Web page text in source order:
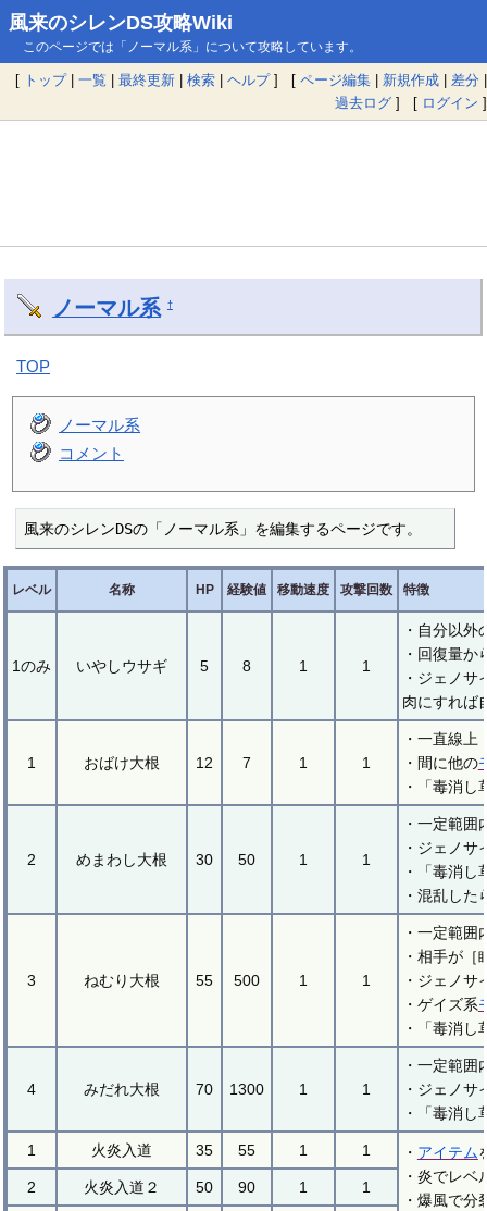
風来のシレンDS攻略Wiki
このページでは「ノーマル系」について攻略しています。
[ トップ| 一覧 | 最終更新 | 検索 | ヘルプ] [ ページ編集 | 新規作成 | 差分 |
過去ログ ] [ ログイン ]
ノーマル系 †
TOP
ノーマル系
コメント
風来のシレンDSの「ノーマル系」を編集するページです。
レベル 名称 HP 経験値 移動速度 攻撃回数 特徴
1のみ いやしウサギ 5 8 1 1
・自分以外
・回復量
・ジェノ
肉にすれば
1 おばけ大根 12 7 1 1
・一直線
・間に他の
・「毒消
2 めまわし大根 30 50 1 1
・一定範
・ジェノ
・「毒消
・混乱し
3 ねむり大根 55 500 1 1
・一定範
・相手が
・ジェノ
・ゲイズ系
・「毒消
4 みだれ大根 70 1300 1 1
・一定範
・ジェノ
・「毒消
1 火炎入道 35 55 1 1 ・ アイテム
・炎でレ
・爆風で分
2 火炎入道２ 50 90 1 1